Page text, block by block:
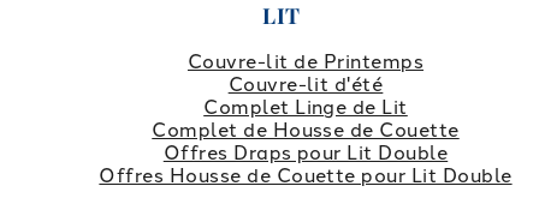
LIT
Couvre-lit de Printemps
Couvre-lit d'été
Complet Linge de Lit
Complet de Housse de Couette
Offres Draps pour Lit Double
Offres Housse de Couette pour Lit Double